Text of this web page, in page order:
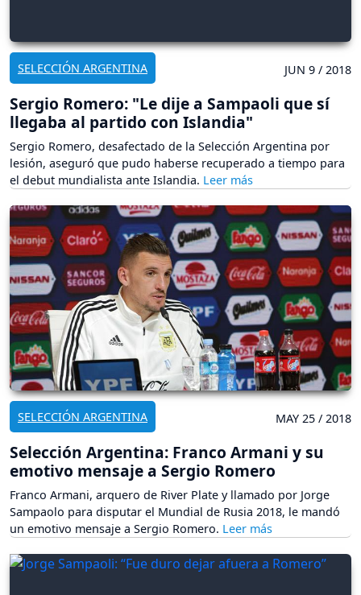
SELECCIÓN ARGENTINA JUN 9 / 2018
Sergio Romero: "Le dije a Sampaoli que sí
llegaba al partido con Islandia"
Sergio Romero, desafectado de la Selección Argentina por
lesión, aseguró que pudo haberse recuperado a tiempo para
el debut mundialista ante Islandia.
SELECCIÓN ARGENTINA MAY 25 / 2018
Selección Argentina: Franco Armani y su
emotivo mensaje a Sergio Romero
Franco Armani, arquero de River Plate y llamado por Jorge
Sampaolo para disputar el Mundial de Rusia 2018, le mandó
un emotivo mensaje a Sergio Romero.